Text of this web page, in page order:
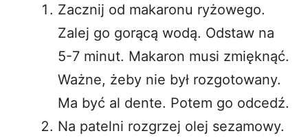
Zacznij od makaronu ryżowego.
Zalej go gorącą wodą. Odstaw na
5-7 minut. Makaron musi zmięknąć.
Ważne, żeby nie był rozgotowany.
Ma być al dente. Potem go odcedź.
Na patelni rozgrzej olej sezamowy.